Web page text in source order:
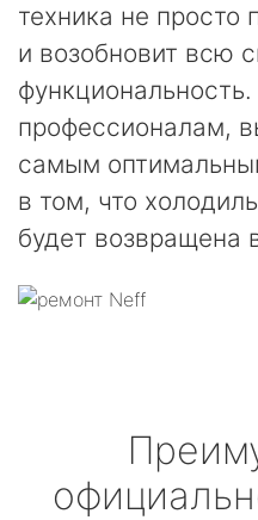
техника не просто
и возобновит всю
профессионалам,
самым
в том, что
будет возвращена